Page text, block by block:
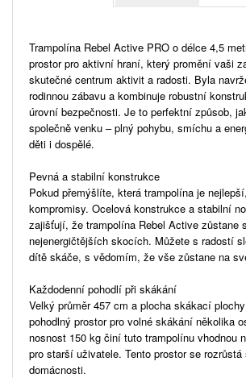
Trampolína Rebel Active PRO o délce 4,5
prostor pro aktivní hraní, který promění vaši
skutečné centrum aktivit a radosti. Byla
rodinnou zábavu a kombinuje robustní
úrovní bezpečnosti. Je to perfektní způsob,
společně venku – plný pohybu, smíchu a
děti i dospělé.
Pevná a stabilní konstrukce
Pokud přemýšlíte, která trampolína je
kompromisy. Ocelová konstrukce a stabilní
zajišťují, že trampolína Rebel Active zůstane
nejenergičtějších skocích. Můžete s radostí
dítě skáče, s vědomím, že vše zůstane na
Každodenní pohodlí při skákání
Velký průměr 457 cm a plocha skákací
pohodlný prostor pro volné skákání několika
nosnost 150 kg činí tuto trampolínu vhodnou
pro starší uživatele. Tento prostor se rozrůstá
domácnosti.